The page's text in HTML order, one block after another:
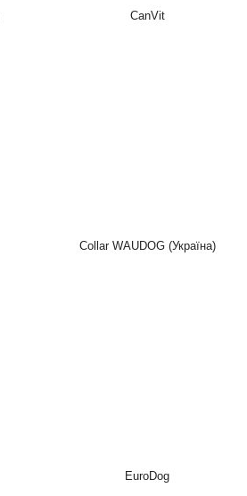
CanVit
Collar WAUDOG (Україна)
EuroDog